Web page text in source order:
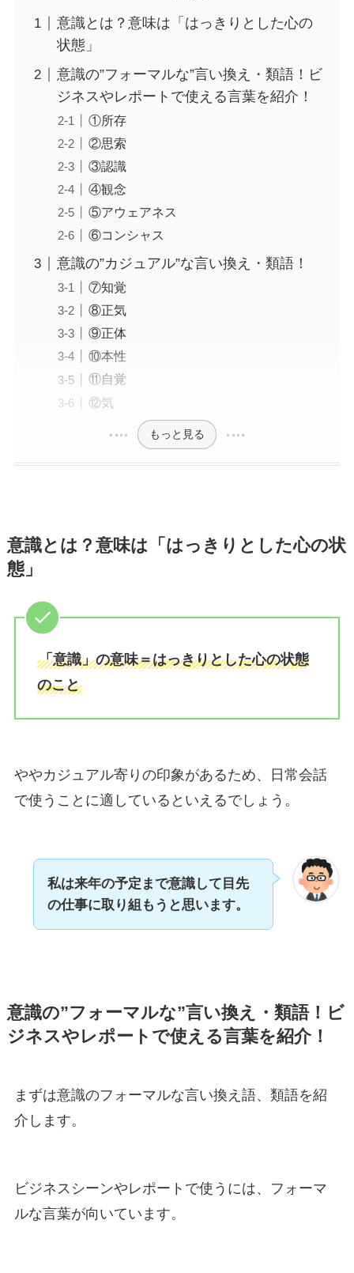
意識とは？意味は「はっきりとした心の
状態」
意識の”フォーマルな”言い換え・類語！ビ
ジネスやレポートで使える言葉を紹介！
①所存
②思索
③認識
④観念
⑤アウェアネス
⑥コンシャス
意識の”カジュアル”な言い換え・類語！
⑦知覚
⑧正気
⑨正体
⑩本性
⑪自覚
⑫気
もっと見る
意識とは？意味は「はっきりとした心の状
態」
「意識」の意味＝はっきりとした心の状態
のこと
ややカジュアル寄りの印象があるため、日常会話
で使うことに適しているといえるでしょう。
私は来年の予定まで意識して目先
の仕事に取り組もうと思います。
意識の”フォーマルな”言い換え・類語！ビ
ジネスやレポートで使える言葉を紹介！
まずは意識のフォーマルな言い換え語、類語を紹
介します。
ビジネスシーンやレポートで使うには、フォーマ
ルな言葉が向いています。